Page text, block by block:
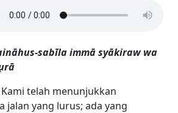
sabīla immā syākiraw wa
telah menunjukkan
jalan yang lurus; ada yang